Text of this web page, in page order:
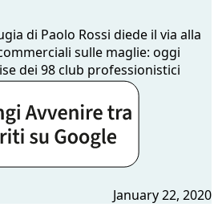
di Paolo Rossi diede il via alla
sulle maglie: oggi
dei 98 club professionistici
January 22, 2020